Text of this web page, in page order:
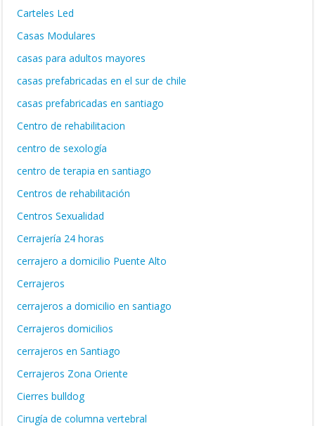
Carteles Led
Casas Modulares
casas para adultos mayores
casas prefabricadas en el sur de chile
casas prefabricadas en santiago
Centro de rehabilitacion
centro de sexología
centro de terapia en santiago
Centros de rehabilitación
Centros Sexualidad
Cerrajería 24 horas
cerrajero a domicilio Puente Alto
Cerrajeros
cerrajeros a domicilio en santiago
Cerrajeros domicilios
cerrajeros en Santiago
Cerrajeros Zona Oriente
Cierres bulldog
Cirugía de columna vertebral